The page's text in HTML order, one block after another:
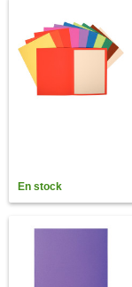
En stock